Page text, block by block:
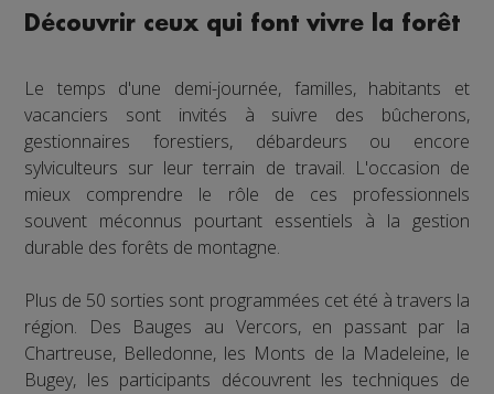
Découvrir ceux qui font vivre la forêt
Le temps d'une demi-journée, familles, habitants et
vacanciers sont invités à suivre des bûcherons,
gestionnaires forestiers, débardeurs ou encore
sylviculteurs sur leur terrain de travail. L'occasion de
mieux comprendre le rôle de ces professionnels
souvent méconnus pourtant essentiels à la gestion
durable des forêts de montagne.
Plus de 50 sorties sont programmées cet été à travers la
région. Des Bauges au Vercors, en passant par la
Chartreuse, Belledonne, les Monts de la Madeleine, le
Bugey, les participants découvrent les techniques de